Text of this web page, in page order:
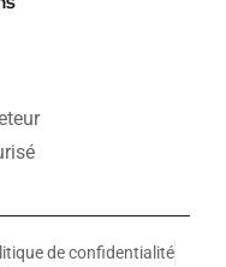
de confidentialité